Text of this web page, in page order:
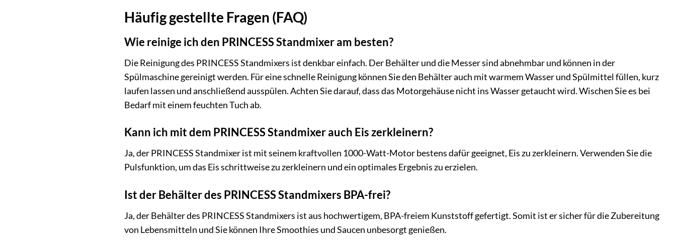
Häufig gestellte Fragen (FAQ)
Wie reinige ich den PRINCESS Standmixer am besten?
Die Reinigung des PRINCESS Standmixers ist denkbar einfach. Der Behälter und die Messer sind abnehmbar und können in der
Spülmaschine gereinigt werden. Für eine schnelle Reinigung können Sie den Behälter auch mit warmem Wasser und Spülmittel füllen, kurz
laufen lassen und anschließend ausspülen. Achten Sie darauf, dass das Motorgehäuse nicht ins Wasser getaucht wird. Wischen Sie es bei
Bedarf mit einem feuchten Tuch ab.
Kann ich mit dem PRINCESS Standmixer auch Eis zerkleinern?
Ja, der PRINCESS Standmixer ist mit seinem kraftvollen 1000-Watt-Motor bestens dafür geeignet, Eis zu zerkleinern. Verwenden Sie die
Pulsfunktion, um das Eis schrittweise zu zerkleinern und ein optimales Ergebnis zu erzielen.
Ist der Behälter des PRINCESS Standmixers BPA-frei?
Ja, der Behälter des PRINCESS Standmixers ist aus hochwertigem, BPA-freiem Kunststoff gefertigt. Somit ist er sicher für die Zubereitung
von Lebensmitteln und Sie können Ihre Smoothies und Saucen unbesorgt genießen.